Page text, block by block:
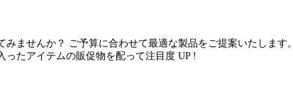
ませんか？ ご予算に合わせて最適な製品をご提案いたします。
ったアイテムの販促物を配って注目度 UP !